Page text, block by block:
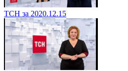
ТСН за 2020.12.15